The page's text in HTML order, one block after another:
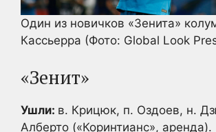
Один из новичков «Зенита»
Кассьерра (Фото: Global Look
«Зенит»
Ушли: в. Крицюк, п. Оздоев, н.
Алберто («Коринтианс», аренда).